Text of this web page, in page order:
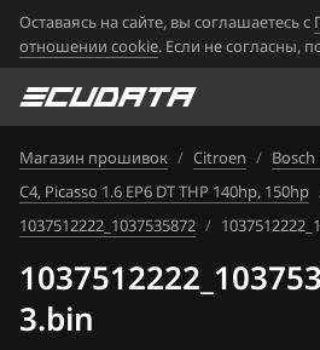
Оставаясь на сайте, вы соглашаетесь с
отношении cookie. Если не согласны,
Магазин прошивок / Citroen / Bosch
C4, Picasso 1.6 EP6 DT THP 140hp, 150hp
1037512222_1037535872 /
3.bin